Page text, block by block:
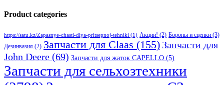
Product categories
https://satu.kz/Zapasnye-chasti-dlya-pritsepnoj-tehniki (1) Акции! (2) Бороны и сцепки (3)
Дезинвазия (2) Запчасти для Claas (155) Запчасти для
John Deere (69) Запчасти для жаток CAPELLO (5)
Запчасти для сельхозтехники